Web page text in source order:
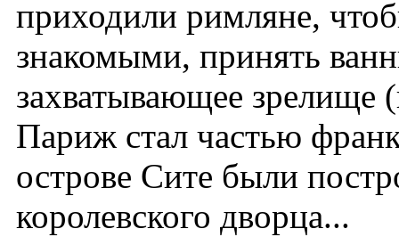
приходили римляне,
знакомыми, принять
захватывающее зрелище
Париж стал частью
острове Сите были
королевского дворца...